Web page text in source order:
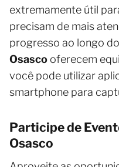
extremamente útil
precisam de mais
progresso ao longo
Osasco oferecem
você pode utilizar
smartphone para
Participe de
Osasco